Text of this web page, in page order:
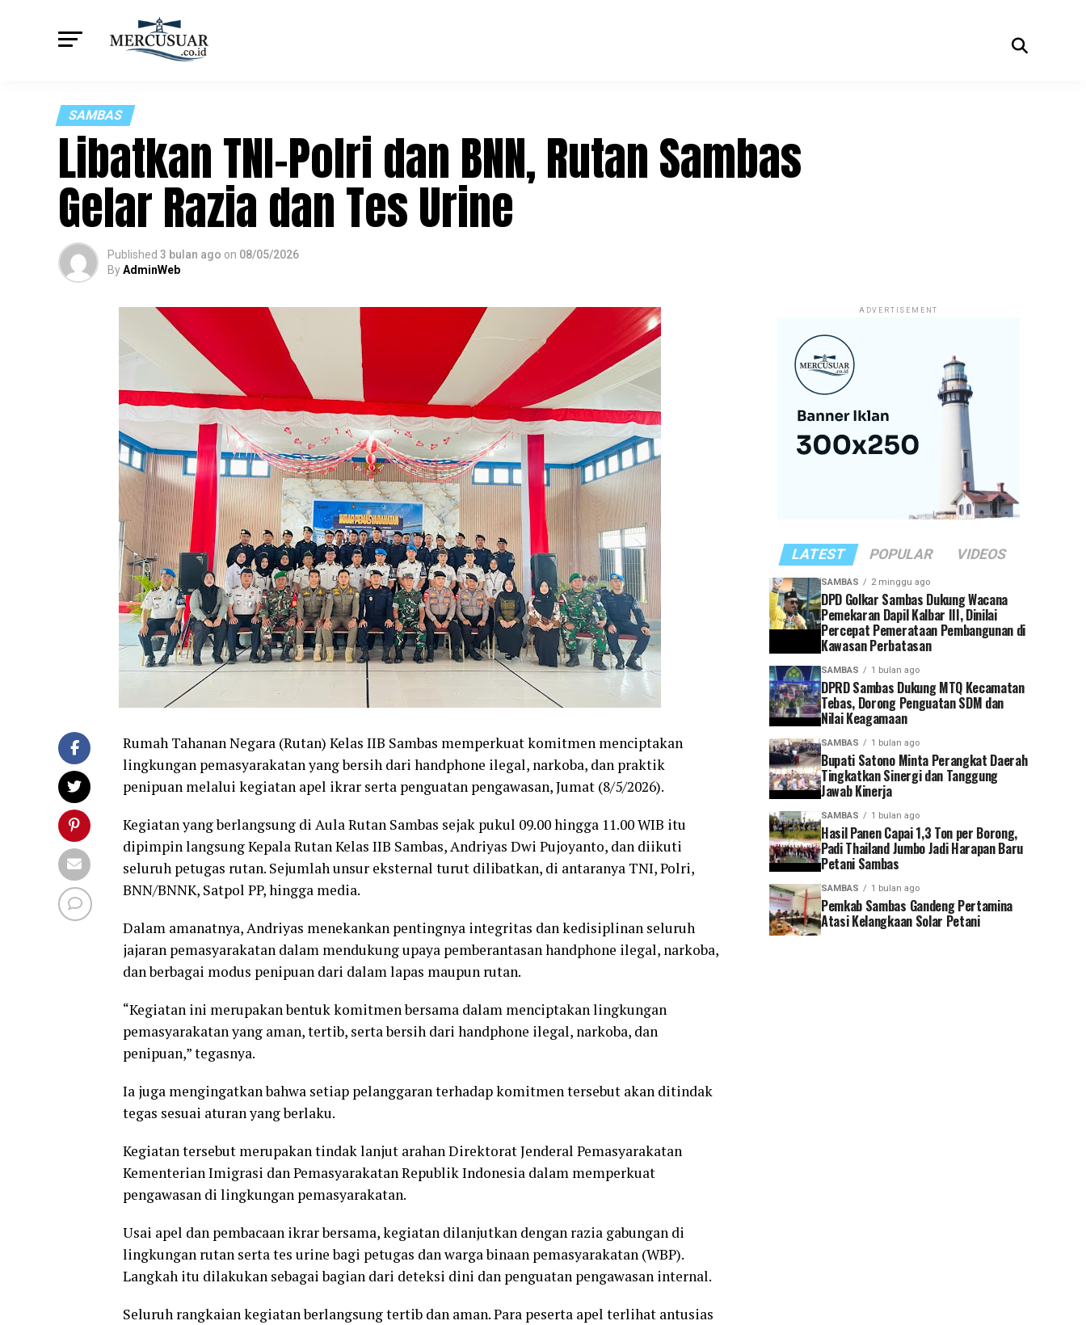
SAMBAS
Libatkan TNI-Polri dan BNN, Rutan Sambas
Gelar Razia dan Tes Urine
Published 3 bulan ago on 08/05/2026
ByAdminWeb
Rumah Tahanan Negara (Rutan) Kelas IIB Sambas memperkuat komitmen menciptakan
lingkungan pemasyarakatan yang bersih dari handphone ilegal, narkoba, dan praktik
penipuan melalui kegiatan apel ikrar serta penguatan pengawasan, Jumat (8/5/2026).
Kegiatan yang berlangsung di Aula Rutan Sambas sejak pukul 09.00 hingga 11.00 WIB itu
dipimpin langsung Kepala Rutan Kelas IIB Sambas, Andriyas Dwi Pujoyanto, dan diikuti
seluruh petugas rutan. Sejumlah unsur eksternal turut dilibatkan, di antaranya TNI, Polri,
BNN/BNNK, Satpol PP, hingga media.
Dalam amanatnya, Andriyas menekankan pentingnya integritas dan kedisiplinan seluruh
jajaran pemasyarakatan dalam mendukung upaya pemberantasan handphone ilegal, narkoba,
dan berbagai modus penipuan dari dalam lapas maupun rutan.
“Kegiatan ini merupakan bentuk komitmen bersama dalam menciptakan lingkungan
pemasyarakatan yang aman, tertib, serta bersih dari handphone ilegal, narkoba, dan
penipuan,” tegasnya.
Ia juga mengingatkan bahwa setiap pelanggaran terhadap komitmen tersebut akan ditindak
tegas sesuai aturan yang berlaku.
Kegiatan tersebut merupakan tindak lanjut arahan Direktorat Jenderal Pemasyarakatan
Kementerian Imigrasi dan Pemasyarakatan Republik Indonesia dalam memperkuat
pengawasan di lingkungan pemasyarakatan.
Usai apel dan pembacaan ikrar bersama, kegiatan dilanjutkan dengan razia gabungan di
lingkungan rutan serta tes urine bagi petugas dan warga binaan pemasyarakatan (WBP).
Langkah itu dilakukan sebagai bagian dari deteksi dini dan penguatan pengawasan internal.
Seluruh rangkaian kegiatan berlangsung tertib dan aman. Para peserta apel terlihat antusias
ADVERTISEMENT
LATEST POPULAR VIDEOS
SAMBAS 2 minggu ago
DPD Golkar Sambas Dukung Wacana
Pemekaran Dapil Kalbar III, Dinilai
Percepat Pemerataan Pembangunan di
Kawasan Perbatasan
SAMBAS 1 bulan ago
DPRD Sambas Dukung MTQ Kecamatan
Tebas, Dorong Penguatan SDM dan
Nilai Keagamaan
SAMBAS 1 bulan ago
Bupati Satono Minta Perangkat Daerah
Tingkatkan Sinergi dan Tanggung
Jawab Kinerja
SAMBAS 1 bulan ago
Hasil Panen Capai 1,3 Ton per Borong,
Padi Thailand Jumbo Jadi Harapan Baru
Petani Sambas
SAMBAS 1 bulan ago
Pemkab Sambas Gandeng Pertamina
Atasi Kelangkaan Solar Petani